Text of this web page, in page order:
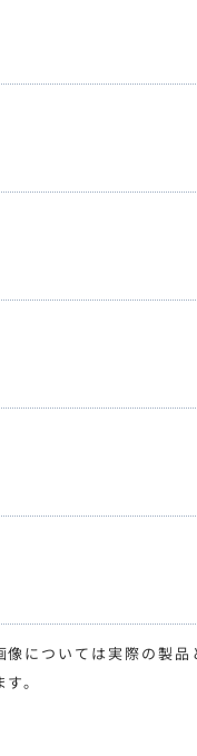
については実際の製品
。